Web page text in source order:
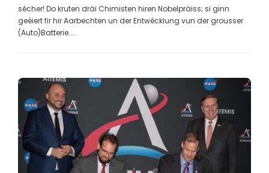
sécher! Do kruten dräi Chimisten hiren Nobelpräiss; si ginn
geéiert fir hir Aarbechten un der Entwécklung vun der grousser
(Auto)Batterie....